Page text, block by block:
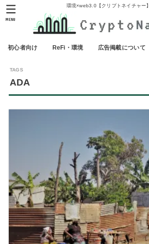
環境×web3.0【クリプトネイチャー】
初心者向け ReFi・環境 広告掲載について
MENU
ADA